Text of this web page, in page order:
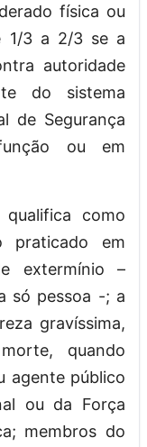
física ou
1/3 a 2/3 se a
autoridade
do sistema
de Segurança
ou em
como
praticado em
extermínio –
só pessoa -; a
gravíssima,
quando
agente público
ou da Força
membros do